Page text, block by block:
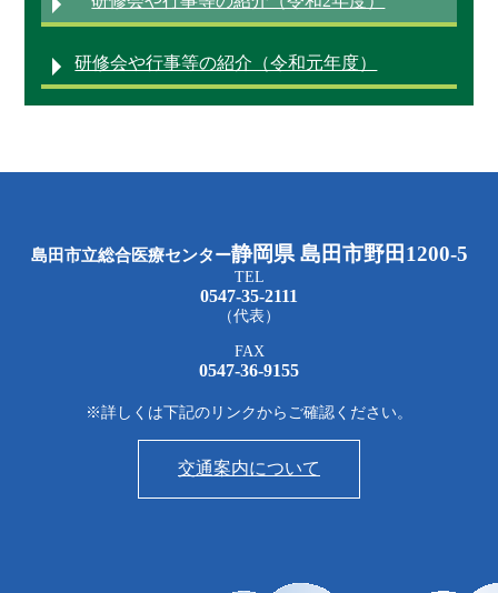
研修会や行事等の紹介（令和元年度）
島田市立総合医療センター静岡県 島田市野田1200-5
TEL
0547-35-2111
（代表）
FAX
0547-36-9155
※詳しくは下記のリンクからご確認ください。
交通案内について